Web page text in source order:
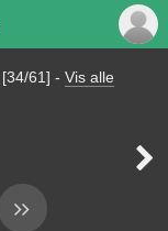
[34/61] - Vis alle
